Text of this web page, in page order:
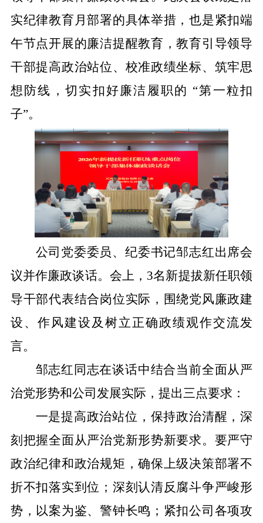
实纪律教育月部署的具体举措，也是紧扣端
午节点开展的廉洁提醒教育，教育引导领导
干部提高政治站位、校准政绩坐标、筑牢思
想防线，切实扣好廉洁履职的 “第一粒扣
子”。
公司党委委员、纪委书记邹志红出席会
议并作廉政谈话。 会上， 3名新提拔新任职领
导干部代表结合岗位实际，围绕党风廉政建
设、作风建设 及树立 正确政绩观作交流发
言。
邹志红 同志在谈话中结合当前全面从严
治党形势和公司发展实际，提出三点要求 ：
一是提高政治站位，保持政治清醒，深
刻把握全面从严治党新形势新要求。 要严守
政治纪律和政治规矩，确保上级决策部署不
折不扣落实到位；深刻认清反腐斗争严峻形
势，以案为鉴、警钟长鸣；紧扣公司 各项攻